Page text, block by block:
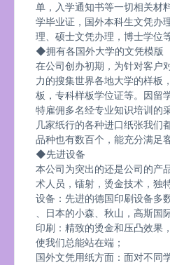
单，入学通知书等一切相关材
学毕业证，国外本科生文凭办
理、硕士文凭办理，博士学位等
◆拥有各国外大学的文凭模版
在公司创办初期，为针对客户
力的搜集世界各地大学的样板
板，专科样板学位证等。因留
特雇佣多名经专业知识培训的
几家纸行的各种进口纸张我们
品种也有数百个，能充分满足
◆先进设备
本公司为突出的还是公司的产
术人员，镭射，烫金技术，独
设备：先进的德国印刷设备多
、日本的小森、秋山，高斯国
印刷：精致的烫金和压凸效果
使我们总能站在端；
国外文凭用纸方面：面对不同